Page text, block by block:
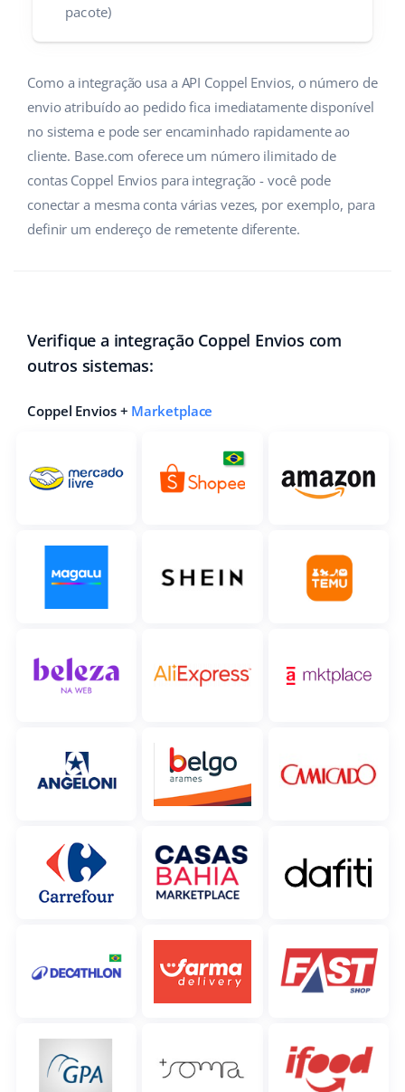
pacote)
Como a integração usa a API Coppel Envios, o número de
envio atribuído ao pedido fica imediatamente disponível
no sistema e pode ser encaminhado rapidamente ao
cliente. Base.com oferece um número ilimitado de
contas Coppel Envios para integração - você pode
conectar a mesma conta várias vezes, por exemplo, para
definir um endereço de remetente diferente.
Verifique a integração Coppel Envios com
outros sistemas:
Coppel Envios + Marketplace